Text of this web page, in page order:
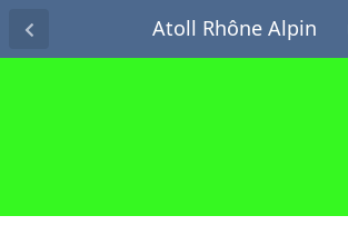
Atoll Rhône Alpin